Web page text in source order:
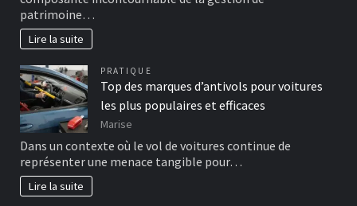
patrimoine…
Lire la suite
PRATIQUE
Top des marques d’antivols pour voitures
les plus populaires et efficaces
Marise
Dans un contexte où le vol de voitures continue de
représenter une menace tangible pour…
Lire la suite